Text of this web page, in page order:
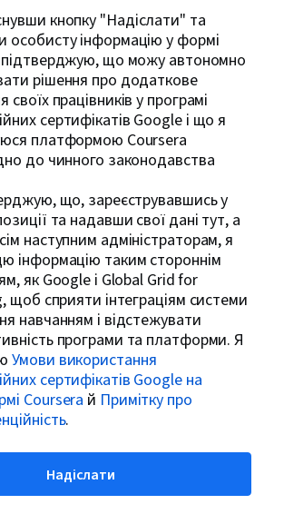
кнопку "Надіслати" та
особисту інформацію у формі
що можу автономно
рішення про додаткове
своїх працівників у програмі
сертифікатів Google і що я
платформою Coursera
до чинного законодавства
що, зареєструвавшись у
та надавши свої дані тут, а
наступним адміністраторам, я
інформацію таким стороннім
як Google і Global Grid for
щоб сприяти інтеграціям системи
навчанням і відстежувати
програми та платформи. Я
Умови використання
сертифікатів Google на
Coursera й Примітку про
.
Надіслати